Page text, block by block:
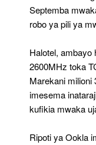
Septemba
robo ya pili ya
Halotel, ambayo
2600MHz toka
Marekani milioni
imesema
kufikia mwaka
Ripoti ya Ookla